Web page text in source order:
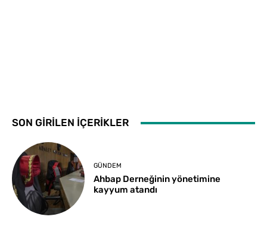
SON GİRİLEN İÇERİKLER
GÜNDEM
Ahbap Derneğinin yönetimine
kayyum atandı